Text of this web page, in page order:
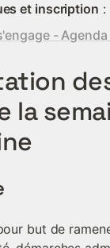
et inscription :
- Agenda
la
but de